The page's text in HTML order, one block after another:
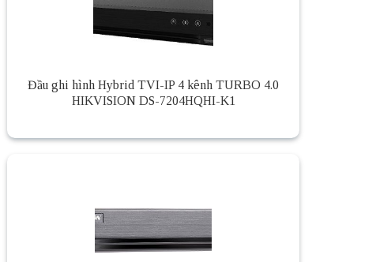
Đầu ghi hình Hybrid TVI-IP 4 kênh TURBO 4.0
HIKVISION DS-7204HQHI-K1